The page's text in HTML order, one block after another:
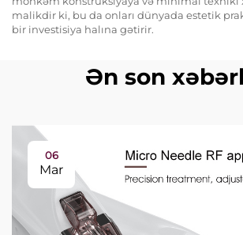
malikdir ki, bu da onları dünyada estetik
bir investisiya halına gətirir.
Ən son
06
Mar